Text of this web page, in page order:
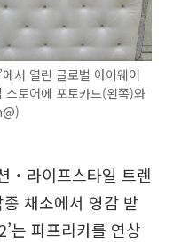
서 열린 글로벌 아이웨어
스토어에 포토카드(왼쪽)와
‧라이프스타일 트렌
종 채소에서 영감 받
는 파프리카를 연상